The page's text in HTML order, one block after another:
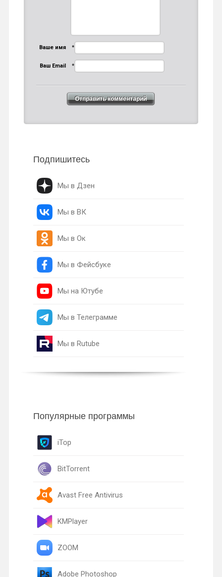
Ваше имя *
Ваш Email *
Подпишитесь
Мы в Дзен
Мы в ВК
Мы в Ок
Мы в Фейсбуке
Мы на Ютубе
Мы в Телеграмме
Мы в Rutube
Популярные программы
iTop
BitTorrent
Avast Free Antivirus
KMPlayer
ZOOM
Adobe Photoshop